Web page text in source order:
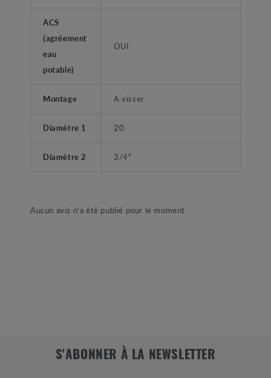
ACS
(agréement
eau
potable)
OUI
Montage A visser
Diamètre 1 20
Diamètre 2 3/4"
Aucun avis n'a été publié pour le moment.
S'ABONNER À LA NEWSLETTER